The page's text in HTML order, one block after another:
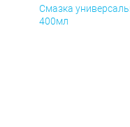
Смазка
400мл